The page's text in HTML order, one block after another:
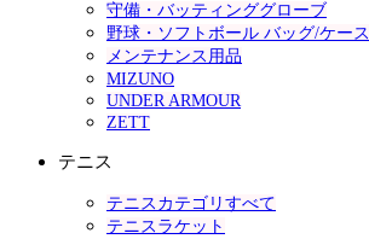
守備・バッティンググローブ
野球・ソフトボール バッグ/ケース
メンテナンス用品
MIZUNO
UNDER ARMOUR
ZETT
テニス
テニスカテゴリすべて
テニスラケット